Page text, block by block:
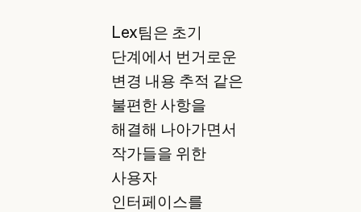
Lex팀은 초기
단계에서 번거로운
변경 내용 추적 같은
불편한 사항을
해결해 나아가면서
작가들을 위한
사용자
인터페이스를